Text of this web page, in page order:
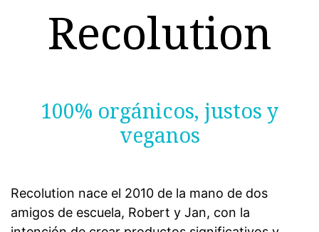
Recolution
100% orgánicos, justos y
veganos
Recolution nace el 2010 de la mano de dos
amigos de escuela, Robert y Jan, con la